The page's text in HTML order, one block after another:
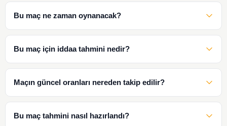
Bu maç ne zaman oynanacak?
Bu maç için iddaa tahmini nedir?
Maçın güncel oranları nereden takip edilir?
Bu maç tahmini nasıl hazırlandı?